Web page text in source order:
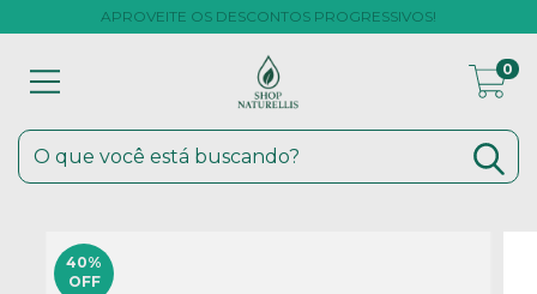
APROVEITE OS DESCONTOS PROGRESSIVOS!
0
40%
OFF